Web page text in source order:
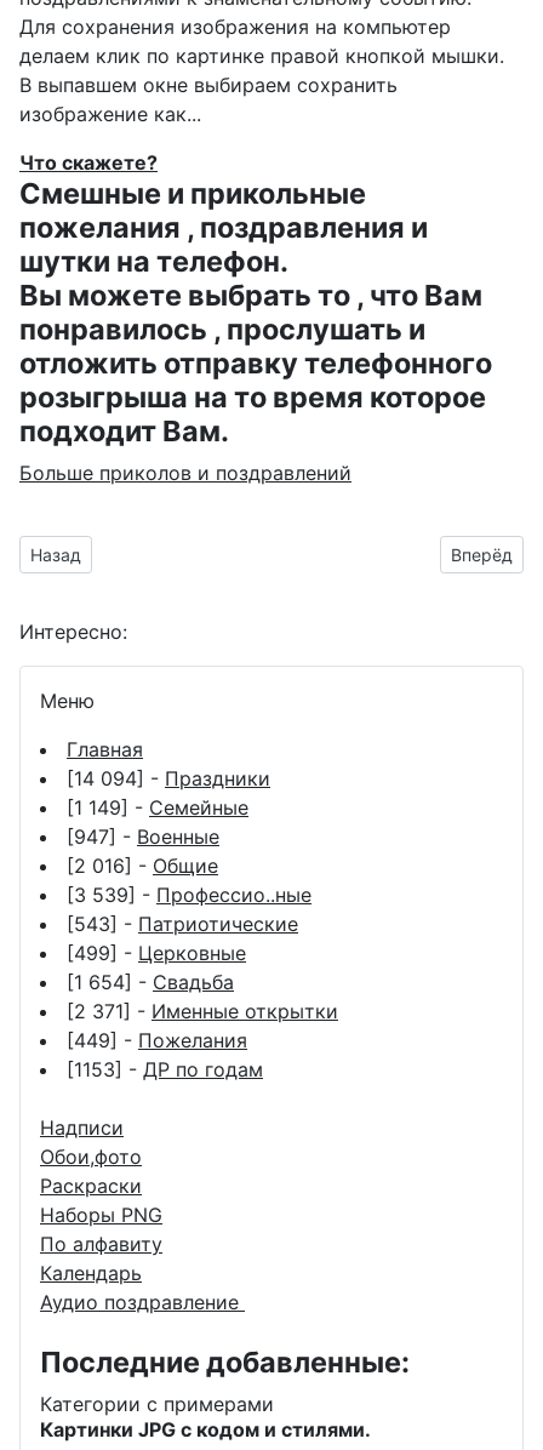
Для сохранения изображения на компьютер
делаем клик по картинке правой кнопкой мышки.
В выпавшем окне выбираем сохранить
изображение как...
Что скажете?
Смешные и прикольные
пожелания , поздравления и
шутки на телефон.
Вы можете выбрать то , что Вам
понравилось , прослушать и
отложить отправку телефонного
розыгрыша на то время которое
подходит Вам.
Больше приколов и поздравлений
Предыдущий материал: поздравительные картинки с
Назад Вперёд
Интересно:
Меню
Главная
[14 094] - Праздники
[1 149] - Семейные
[947] - Военные
[2 016] - Общие
[3 539] - Профессио..ные
[543] - Патриотические
[499] - Церковные
[1 654] - Свадьба
[2 371] - Именные открытки
[449] - Пожелания
[1153] - ДР по годам
Надписи
Обои,фото
Раскраски
Наборы PNG
По алфавиту
Календарь
Аудио поздравление
Последние добавленные:
Категории с примерами
Картинки JPG с кодом и стилями.